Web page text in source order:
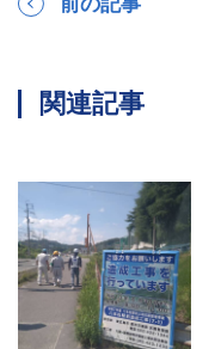
関連記事